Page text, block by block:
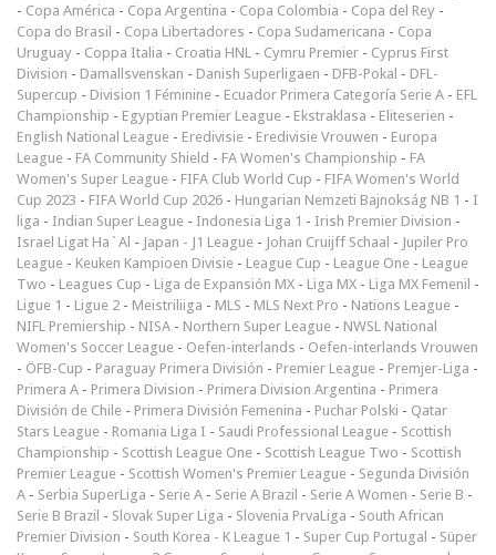
- Copa América - Copa Argentina - Copa Colombia - Copa del Rey -
Copa do Brasil - Copa Libertadores - Copa Sudamericana - Copa
Uruguay - Coppa Italia - Croatia HNL - Cymru Premier - Cyprus First
Division - Damallsvenskan - Danish Superligaen - DFB-Pokal - DFL-
Supercup - Division 1 Féminine - Ecuador Primera Categoría Serie A - EFL
Championship - Egyptian Premier League - Ekstraklasa - Eliteserien -
English National League - Eredivisie - Eredivisie Vrouwen - Europa
League - FA Community Shield - FA Women's Championship - FA
Women's Super League - FIFA Club World Cup - FIFA Women's World
Cup 2023 - FIFA World Cup 2026 - Hungarian Nemzeti Bajnokság NB 1 - I
liga - Indian Super League - Indonesia Liga 1 - Irish Premier Division -
Israel Ligat Ha`Al - Japan - J1 League - Johan Cruijff Schaal - Jupiler Pro
League - Keuken Kampioen Divisie - League Cup - League One - League
Two - Leagues Cup - Liga de Expansión MX - Liga MX - Liga MX Femenil -
Ligue 1 - Ligue 2 - Meistriliiga - MLS - MLS Next Pro - Nations League -
NIFL Premiership - NISA - Northern Super League - NWSL National
Women's Soccer League - Oefen-interlands - Oefen-interlands Vrouwen
- ÖFB-Cup - Paraguay Primera División - Premier League - Premjer-Liga -
Primera A - Primera Division - Primera Division Argentina - Primera
División de Chile - Primera División Femenina - Puchar Polski - Qatar
Stars League - Romania Liga I - Saudi Professional League - Scottish
Championship - Scottish League One - Scottish League Two - Scottish
Premier League - Scottish Women's Premier League - Segunda División
A - Serbia SuperLiga - Serie A - Serie A Brazil - Serie A Women - Serie B -
Serie B Brazil - Slovak Super Liga - Slovenia PrvaLiga - South African
Premier Division - South Korea - K League 1 - Super Cup Portugal - Süper